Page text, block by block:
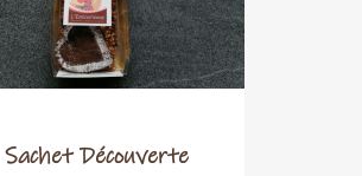
Sachet Découverte